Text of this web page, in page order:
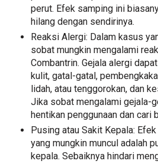
perut. Efek samping ini
hilang dengan sendirinya.
Reaksi Alergi: Dalam kasus
sobat mungkin mengalami
Combantrin. Gejala alergi
kulit, gatal-gatal,
lidah, atau tenggorokan, dan
Jika sobat mengalami gejala-
hentikan penggunaan dan cari
Pusing atau Sakit Kepala:
yang mungkin muncul adalah
kepala. Sebaiknya hindari